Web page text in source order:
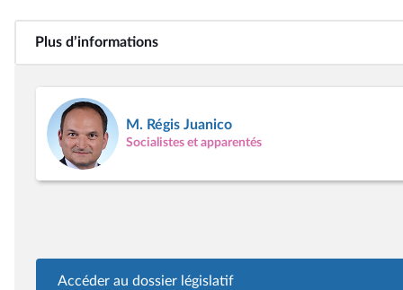
Plus d’informations
M. Régis Juanico
Socialistes et apparentés
Accéder au dossier législatif